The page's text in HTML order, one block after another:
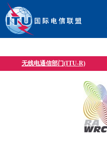
无线电通信部门(ITU-R)